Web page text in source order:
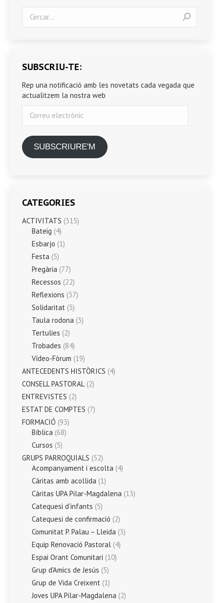
SUBSCRIU-TE:
Rep una notificació amb les novetats cada vegada que
actualitzem la nostra web
electrònic
SUBSCRIURE'M
CATEGORIES
ACTIVITATS (315)
Bateig (4)
Esbarjo (1)
Festa (5)
Pregària (77)
Recessos (22)
Reflexions (37)
Solidaritat (3)
Taula rodona (3)
Tertulies (2)
Trobades (84)
Vídeo-Fòrum (19)
ANTECEDENTS HISTÒRICS (4)
CONSELL PASTORAL (2)
ENTREVISTES (2)
ESTAT DE COMPTES (7)
FORMACIÓ (93)
Bíblica (68)
Cursos (5)
GRUPS PARROQUIALS (52)
Acompanyament i escolta (4)
Càritas amb acollida (1)
Càritas UPA Pilar-Magdalena (13)
Catequesi d’infants (5)
Catequesi de confirmació (2)
Comunitat P. Palau – Lleida (3)
Equip Renovació Pastoral (4)
Espai Orant Comunitari (10)
Grup d'Amics de Jesús (5)
Grup de Vida Creixent (1)
Joves UPA Pilar-Magdalena (2)